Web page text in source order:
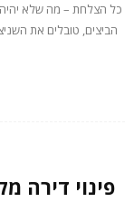
כל הצלחת – מה שלא
הביצים, טובלים את
פינוי דירה